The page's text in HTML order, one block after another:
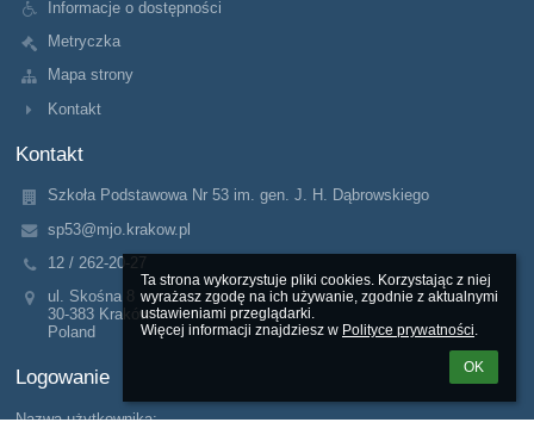
Ta strona wykorzystuje pliki cookies. Korzystając z niej
wyrażasz zgodę na ich używanie, zgodnie z aktualnymi
ustawieniami przeglądarki.
Więcej informacji znajdziesz w Polityce prywatności.
OK
Informacje o dostępności
Metryczka
Mapa strony
Kontakt
Kontakt
Szkoła Podstawowa Nr 53 im. gen. J. H. Dąbrowskiego
sp53@mjo.krakow.pl
12 / 262-20-27
ul. Skośna 8
30-383 Kraków
Poland
Logowanie
Nazwa użytkownika: